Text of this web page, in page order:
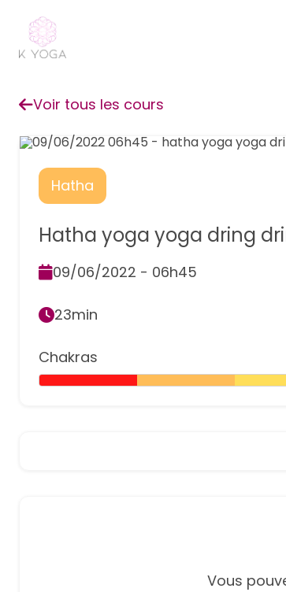
Voir tous les cours
Hatha
Chakras
Hatha yoga yoga dring
09/06/2022 - 06h45
23min
Vous